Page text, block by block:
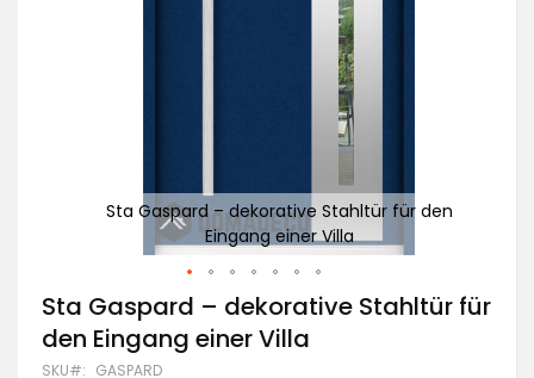
Sta Gaspard – dekorative Stahltür für den
Eingang einer Villa
Zum
Anfang
der
Bildgalerie
Sta Gaspard – dekorative Stahltür für
den Eingang einer Villa
SKU GASPARD